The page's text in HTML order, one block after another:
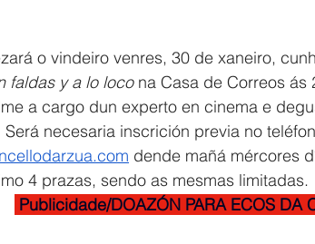
o vindeiro venres, 30 de xaneiro,
faldas y a lo loco na Casa de Correos ás
a cargo dun experto en cinema e
necesaria inscrición previa no
dende mañá mércores
4 prazas, sendo as mesmas limitadas.
Publicidade/DOAZÓN PARA ECOS DA